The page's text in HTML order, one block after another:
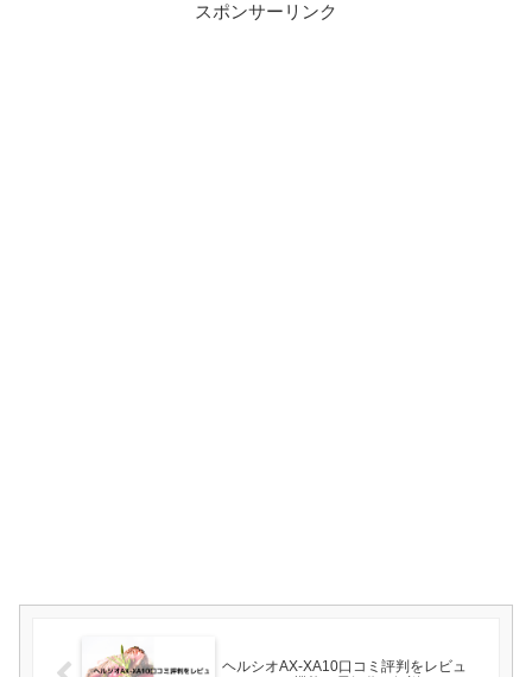
スポンサーリンク
ヘルシオAX-XA10口コミ評判をレビュ